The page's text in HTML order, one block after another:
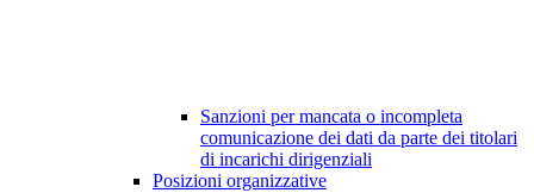
Sanzioni per mancata o incompleta
comunicazione dei dati da parte dei titolari
di incarichi dirigenziali
Posizioni organizzative